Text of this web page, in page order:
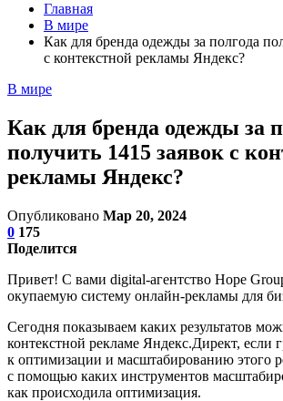
Главная
В мире
Как для бренда одежды за полгода
с контекстной рекламы Яндекс?
В мире
Как для бренда одежды за
получить 1415 заявок с
рекламы Яндекс?
Опубликовано Мар 20, 2024
0 175
Поделится
Привет! С вами digital-агентство Hope
окупаемую систему онлайн-рекламы для
Сегодня показываем каких результатов
контекстной рекламе Яндекс.Директ, если
к оптимизации и масштабированию этого
c помощью каких инструментов
как происходила оптимизация.